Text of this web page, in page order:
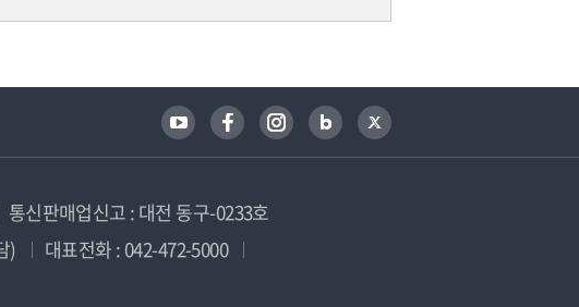
통신판매업신고 : 대전 동구-0233호
)
대표전화 : 042-472-5000